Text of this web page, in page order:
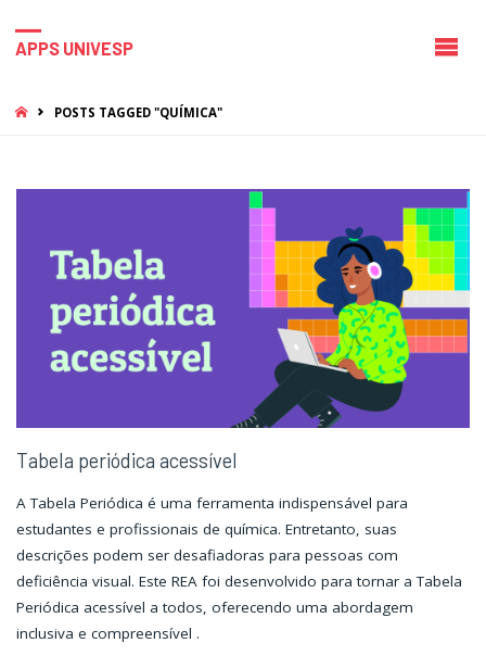
APPS UNIVESP
HOMEPOSTS TAGGED "QUÍMICA"
Tabela periódica acessível
A Tabela Periódica é uma ferramenta indispensável para
estudantes e profissionais de química. Entretanto, suas
descrições podem ser desafiadoras para pessoas com
deficiência visual. Este REA foi desenvolvido para tornar a Tabela
Periódica acessível a todos, oferecendo uma abordagem
inclusiva e compreensível .